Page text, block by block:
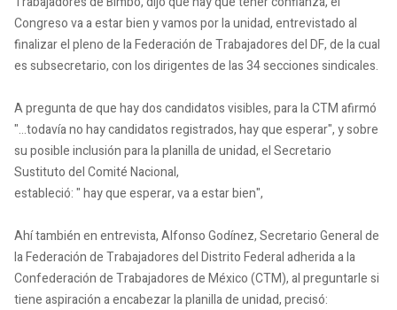
Congreso va a estar bien y vamos por la unidad, entrevistado al
finalizar el pleno de la Federación de Trabajadores del DF, de la cual
es subsecretario, con los dirigentes de las 34 secciones sindicales.
A pregunta de que hay dos candidatos visibles, para la CTM afirmó
"...todavía no hay candidatos registrados, hay que esperar", y sobre
su posible inclusión para la planilla de unidad, el Secretario
Sustituto del Comité Nacional,
estableció: " hay que esperar, va a estar bien",
Ahí también en entrevista, Alfonso Godínez, Secretario General de
la Federación de Trabajadores del Distrito Federal adherida a la
Confederación de Trabajadores de México (CTM), al preguntarle si
tiene aspiración a encabezar la planilla de unidad, precisó: